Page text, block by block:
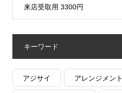
来店受取用 3300円
キーワード
アジサイ アレンジメント